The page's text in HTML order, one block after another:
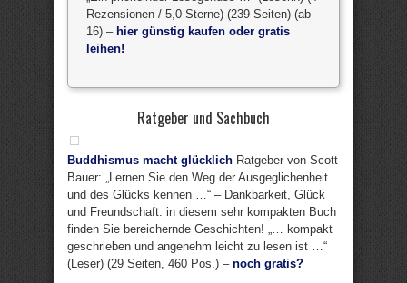
Rezensionen / 5,0 Sterne) (239 Seiten) (ab
16) – hier günstig kaufen oder gratis
leihen!
Ratgeber und Sachbuch
Buddhismus macht glücklich Ratgeber von Scott
Bauer: „Lernen Sie den Weg der Ausgeglichenheit
und des Glücks kennen …“ – Dankbarkeit, Glück
und Freundschaft: in diesem sehr kompakten Buch
finden Sie bereichernde Geschichten! „… kompakt
geschrieben und angenehm leicht zu lesen ist …“
(Leser) (29 Seiten, 460 Pos.) – noch gratis?